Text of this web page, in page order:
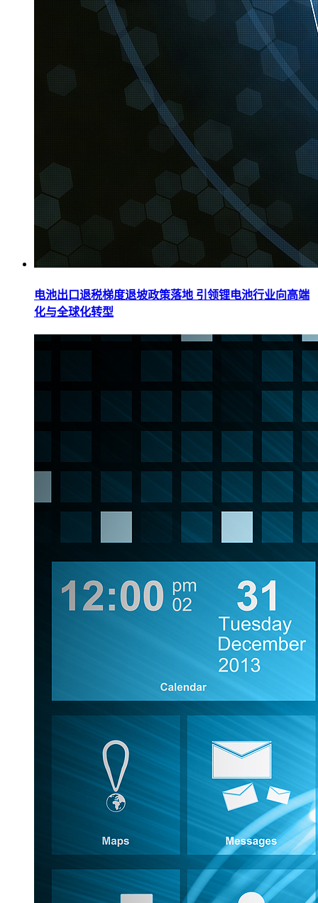
电池出口退税梯度退坡政策落地 引领锂电池行业向高端
化与全球化转型